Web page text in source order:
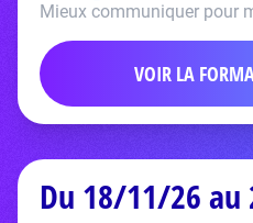
Mieux communiquer pour
VOIR LA
Du 18/11/26